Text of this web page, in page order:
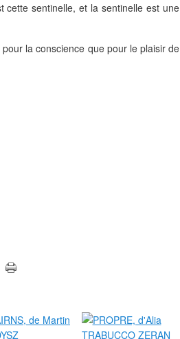
cette sentinelle, et la sentinelle est une
la conscience que pour le plaisir de